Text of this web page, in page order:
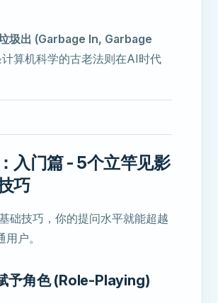
圾出 (Garbage In, Garbage
算机科学的古老法则在AI时代
入门篇 - 5个立竿见影
巧
础技巧，你的提问水平就能超越
户。
予角色 (Role-Playing)